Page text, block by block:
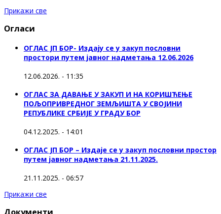
Прикажи све
Огласи
ОГЛАС ЈП БОР- Издају се у закуп пословни
простори путем јавног надметања 12.06.2026
12.06.2026. - 11:35
ОГЛАС ЗА ДАВАЊЕ У ЗАКУП И НА КОРИШЋЕЊЕ
ПОЉОПРИВРЕДНОГ ЗЕМЉИШТА У СВОЈИНИ
РЕПУБЛИКЕ СРБИЈЕ У ГРАДУ БОР
04.12.2025. - 14:01
ОГЛАС ЈП БОР – Издаје се у закуп пословни простор
путем јавног надметања 21.11.2025.
21.11.2025. - 06:57
Прикажи све